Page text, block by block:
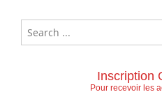
Inscription
Pour recevoir les